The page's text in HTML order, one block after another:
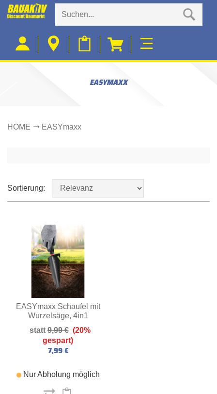
EASYMAXX
HOME EASYmaxx
Sortierung:
EASYmaxx Schaufel mit
Wurzelsäge, 4in1
9,99 € (20%
gespart)
7,99 €
Nur Abholung möglich